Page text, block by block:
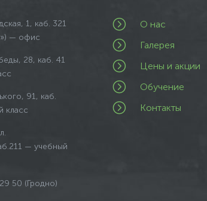
1, каб. 321
— офис
28, каб. 41
91, каб.
класс
— учебный
50 (Гродно)
= О нас
= Галерея
= Цены и акции
= Обучение
= Контакты